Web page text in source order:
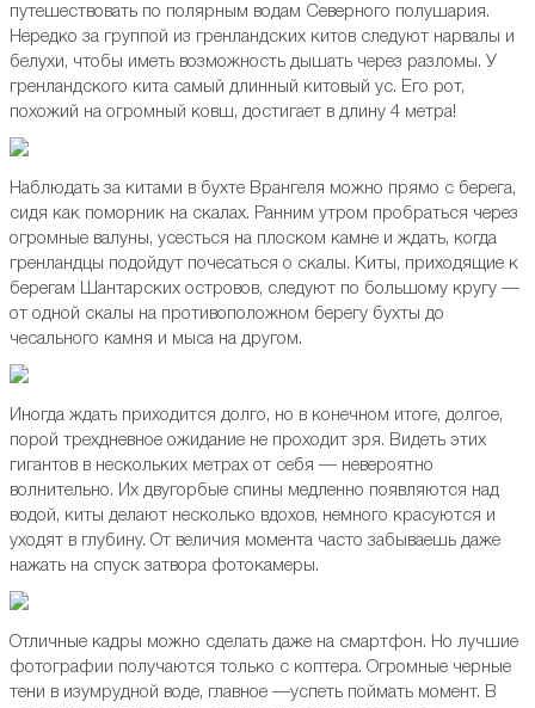
путешествовать по полярным водам Северного полушария.
Нередко за группой из гренландских китов следуют нарвалы и
белухи, чтобы иметь возможность дышать через разломы. У
гренландского кита самый длинный китовый ус. Его рот,
похожий на огромный ковш, достигает в длину 4 метра!
Наблюдать за китами в бухте Врангеля можно прямо с берега,
сидя как поморник на скалах. Ранним утром пробраться через
огромные валуны, усесться на плоском камне и ждать, когда
гренландцы подойдут почесаться о скалы. Киты, приходящие к
берегам Шантарских островов, следуют по большому кругу —
от одной скалы на противоположном берегу бухты до
чесального камня и мыса на другом.
Иногда ждать приходится долго, но в конечном итоге, долгое,
порой трехдневное ожидание не проходит зря. Видеть этих
гигантов в нескольких метрах от себя — невероятно
волнительно. Их двугорбые спины медленно появляются над
водой, киты делают несколько вдохов, немного красуются и
уходят в глубину. От величия момента часто забываешь даже
нажать на спуск затвора фотокамеры.
Отличные кадры можно сделать даже на смартфон. Но лучшие
фотографии получаются только с коптера. Огромные черные
тени в изумрудной воде, главное —успеть поймать момент. В